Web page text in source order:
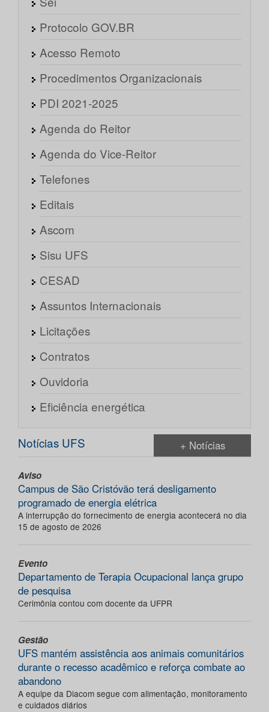
Protocolo GOV.BR
Acesso Remoto
Procedimentos Organizacionais
PDI 2021-2025
Agenda do Reitor
Agenda do Vice-Reitor
Telefones
Editais
Ascom
Sisu UFS
CESAD
Assuntos Internacionais
Licitações
Contratos
Ouvidoria
Eficiência energética
Notícias UFS + Notícias
Aviso
Campus de São Cristóvão terá desligamento
programado de energia elétrica
A interrupção do fornecimento de energia acontecerá no dia
15 de agosto de 2026
Evento
Departamento de Terapia Ocupacional lança grupo
de pesquisa
Cerimônia contou com docente da UFPR
Gestão
UFS mantém assistência aos animais comunitários
durante o recesso acadêmico e reforça combate ao
abandono
A equipe da Diacom segue com alimentação, monitoramento
e cuidados diários